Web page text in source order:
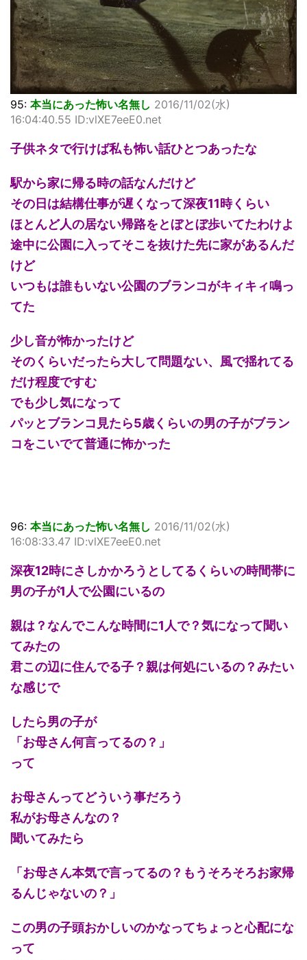
95: 本当にあった怖い名無し 2016/11/02(水)
16:04:40.55 ID:vlXE7eeE0.net
子供ネタで行けば私も怖い話ひとつあったな
駅から家に帰る時の話なんだけど
その日は結構仕事が遅くなって深夜11時くらい
ほとんど人の居ない帰路をとぼとぼ歩いてたわけよ
途中に公園に入ってそこを抜けた先に家があるんだ
けど
いつもは誰もいない公園のブランコがキィキィ鳴っ
てた
少し音が怖かったけど
そのくらいだったら大して問題ない、風で揺れてる
だけ程度ですむ
でも少し気になって
パッとブランコ見たら5歳くらいの男の子がブラン
コをこいでて普通に怖かった
96: 本当にあった怖い名無し 2016/11/02(水)
16:08:33.47 ID:vlXE7eeE0.net
深夜12時にさしかかろうとしてるくらいの時間帯に
男の子が1人で公園にいるの
親は？なんでこんな時間に1人で？気になって聞い
てみたの
君この辺に住んでる子？親は何処にいるの？みたい
な感じで
したら男の子が
「お母さん何言ってるの？」
って
お母さんってどういう事だろう
私がお母さんなの？
聞いてみたら
「お母さん本気で言ってるの？もうそろそろお家帰
るんじゃないの？」
この男の子頭おかしいのかなってちょっと心配にな
って